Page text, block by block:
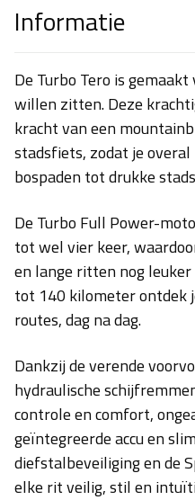
Informatie
De Turbo Tero is
willen zitten. Deze
kracht van een
stadsfiets, zodat je
bospaden tot drukke
De Turbo Full Power-
tot wel vier keer,
en lange ritten nog
tot 140 kilometer ontdek
routes, dag na dag.
Dankzij de verende
hydraulische
controle en comfort,
geïntegreerde accu en
diefstalbeveiliging en de
elke rit veilig, stil en